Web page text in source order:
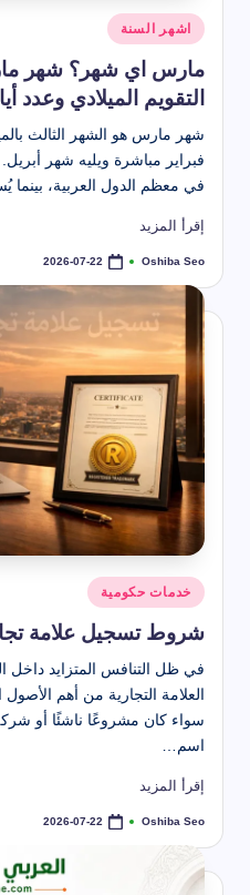
نُشر
في
اشهر السنة
مارس اي شهر؟ شهر
التقويم الميلادي وعدد
شهر مارس هو الشهر الثالث
فبراير مباشرة ويليه شهر
في معظم الدول العربية، بينما
إقرأ المزيد
تمّ
بواسطة
Oshiba Seo
2026-07-22
نُشر
في
خدمات حكومية
شروط تسجيل علامة
في ظل التنافس المتزايد
العلامة التجارية من أهم
سواء كان مشروعًا ناشئًا أو
اسم…
إقرأ المزيد
تمّ
بواسطة
Oshiba Seo
2026-07-22